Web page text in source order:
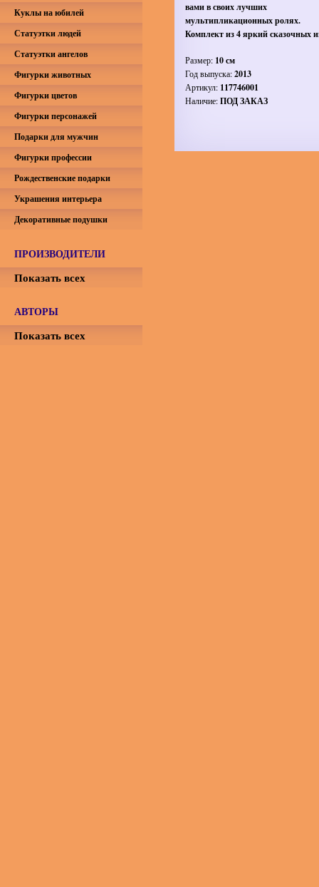
вами в своих лучших
мультипликационных ролях.
Комплект из 4 яркий сказочных
Размер: 10 см
Год выпуска:2013
Артикул: 117746001
Наличие:ПОД ЗАКАЗ
Куклы на юбилей
Статуэтки людей
Статуэтки ангелов
Фигурки животных
Фигурки цветов
Фигурки персонажей
Подарки для мужчин
Фигурки профессии
Рождественские подарки
Украшения интерьера
Декоративные подушки
ПРОИЗВОДИТЕЛИ
Показать всех
АВТОРЫ
Показать всех